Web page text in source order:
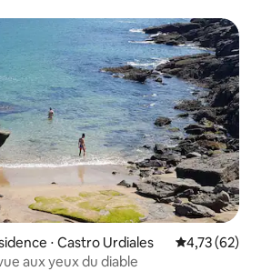
⋅ Castro Urdiales Évaluation
4,73 (62)
aux yeux du diable